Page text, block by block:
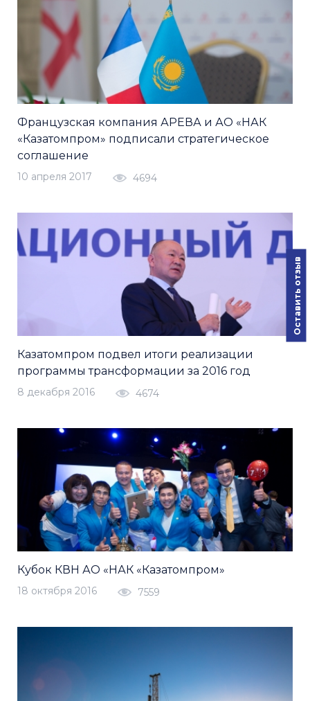
Французская компания АРЕВА и АО «НАК
«Казатомпром» подписали стратегическое
соглашение
10 апреля 2017 4694
Казатомпром подвел итоги реализации
программы трансформации за 2016 год
8 декабря 2016 4674
Кубок КВН АО «НАК «Казатомпром»
18 октября 2016 7559
Оставить отзыв